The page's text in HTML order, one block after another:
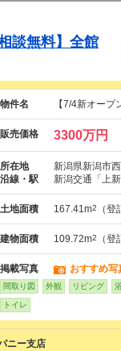
談無料】全館
物件名 【7/4新オー
販売価格 3300万円
所在地
新潟県新潟市
沿線・駅
新潟交通「上
土地面積 167.41m2 （登
建物面積 109.72m2 （登
掲載写真 おすすめ写
間取り図 外観 リビング
トイレ
ニー支店